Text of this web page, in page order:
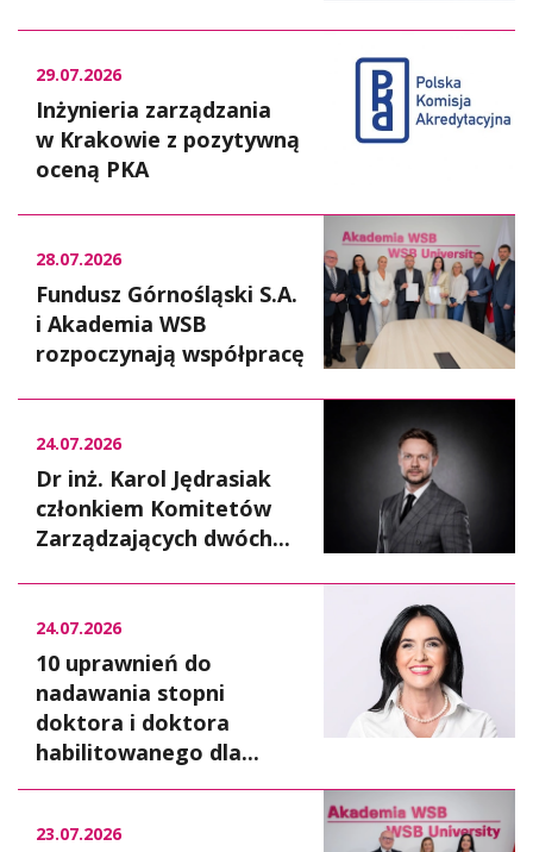
29.07.2026
Inżynieria zarządzania
w Krakowie z pozytywną
oceną PKA
28.07.2026
Fundusz Górnośląski S.A.
i Akademia WSB
rozpoczynają współpracę
24.07.2026
Dr inż. Karol Jędrasiak
członkiem Komitetów
Zarządzających dwóch...
24.07.2026
10 uprawnień do
nadawania stopni
doktora i doktora
habilitowanego dla...
23.07.2026